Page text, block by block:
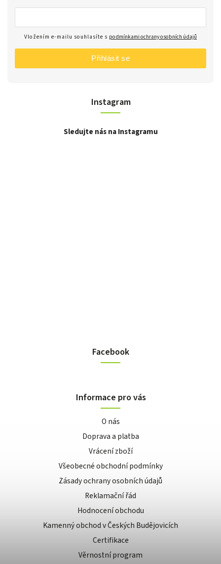
Instagram
Sledujte nás na Instagramu
Vložením e-mailu souhlasíte s podmínkami ochrany osobních údajů
Přihlásit se
Facebook
Informace pro vás
O nás
Doprava a platba
Vrácení zboží
Všeobecné obchodní podmínky
Zásady ochrany osobních údajů
Reklamační řád
Hodnocení obchodu
Kamenný obchod v Českých Budějovicích
Certifikace
Věrnostní program